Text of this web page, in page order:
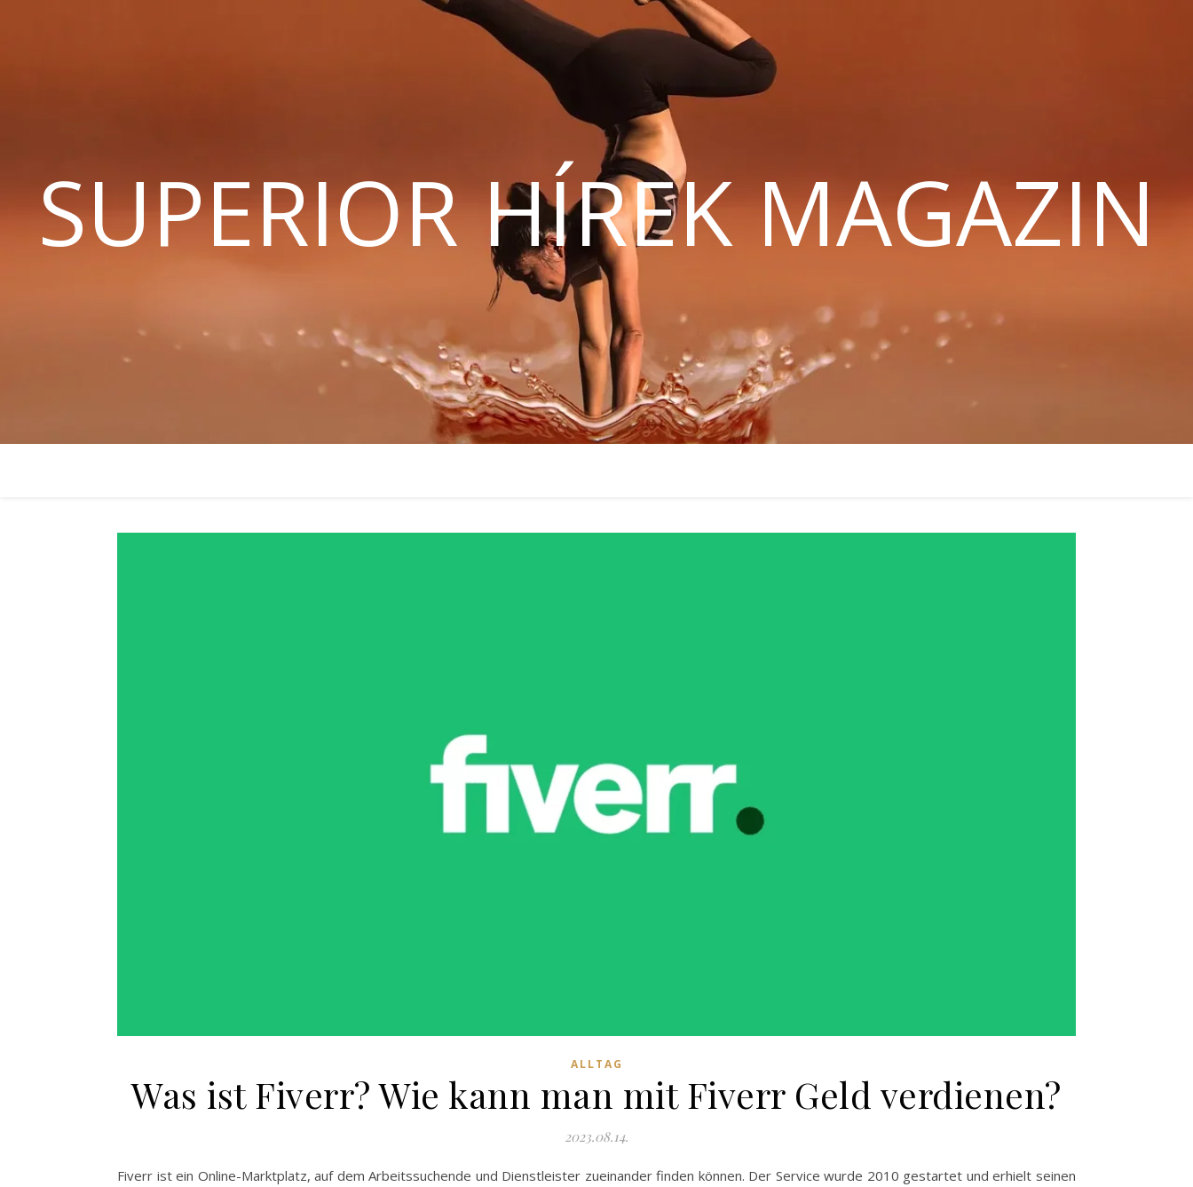
SUPERIOR HÍREK MAGAZIN
ALLTAG
Was ist Fiverr? Wie kann man mit Fiverr Geld verdienen?
2023.08.14.
Fiverr ist ein Online-Marktplatz, auf dem Arbeitssuchende und Dienstleister zueinander finden können. Der Service wurde 2010 gestartet und erhielt seinen